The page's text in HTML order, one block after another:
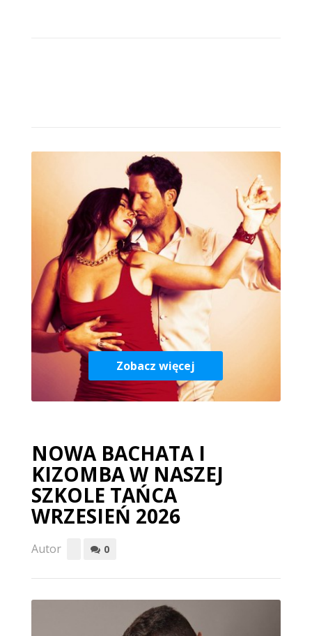
Zobacz więcej
NOWA BACHATA I
KIZOMBA W NASZEJ
SZKOLE TAŃCA
WRZESIEŃ 2026
Autor 0